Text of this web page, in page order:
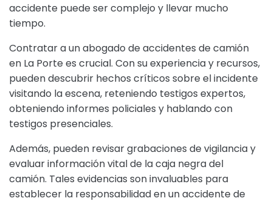
accidente puede ser complejo y llevar mucho
tiempo.
Contratar a un abogado de accidentes de camión
en La Porte es crucial. Con su experiencia y recursos,
pueden descubrir hechos críticos sobre el incidente
visitando la escena, reteniendo testigos expertos,
obteniendo informes policiales y hablando con
testigos presenciales.
Además, pueden revisar grabaciones de vigilancia y
evaluar información vital de la caja negra del
camión. Tales evidencias son invaluables para
establecer la responsabilidad en un accidente de